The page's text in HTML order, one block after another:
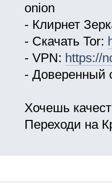
onion
- Клирнет
- Скачать Tor:
- VPN: https://
- Доверенный
Хочешь
Переходи на